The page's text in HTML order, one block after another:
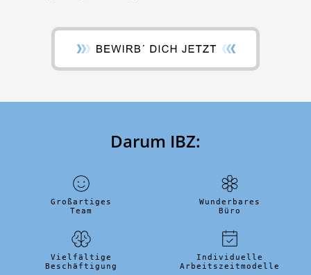
Darum IBZ:
Großartiges
Team
Wunderbares
Büro
Vielfältige
Beschäftigung
Individuelle
Arbeitszeitmodelle